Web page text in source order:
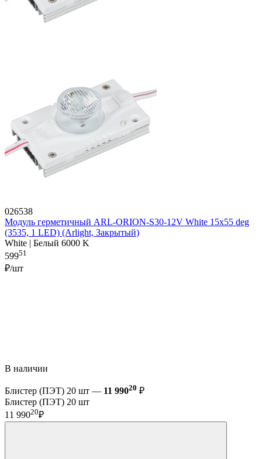
026538
Модуль герметичный ARL-ORION-S30-12V White 15x55 deg
(3535, 1 LED) (Arlight, Закрытый)
White | Белый 6000 K
59951
₽/шт
В наличии
Блистер (ПЭТ) 20 шт — 11 99020 ₽
Блистер (ПЭТ) 20 шт
11 99020₽